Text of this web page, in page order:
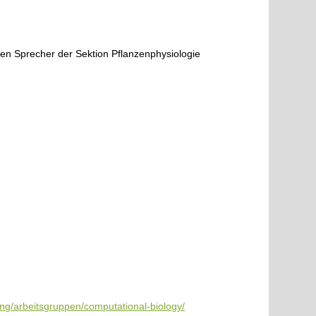
Sprecher der Sektion Pflanzenphysiologie
arbeitsgruppen/computational-biology/